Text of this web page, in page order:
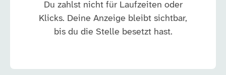
Du zahlst nicht für Laufzeiten oder
Klicks. Deine Anzeige bleibt sichtbar,
bis du die Stelle besetzt hast.